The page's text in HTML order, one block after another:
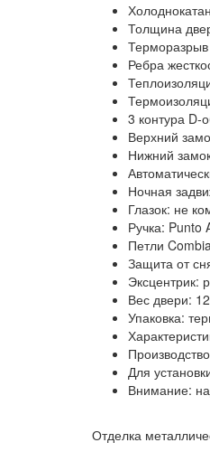
Толщина
Терморазрыв
Ребра
3 контура D-
Верхний
Нижний
Ночная
Глазок: не
Ручка: Punto
Петли
Защита от
Эксцентрик:
Вес двери:
Упаковка:
Для
Внимание:
Отделка